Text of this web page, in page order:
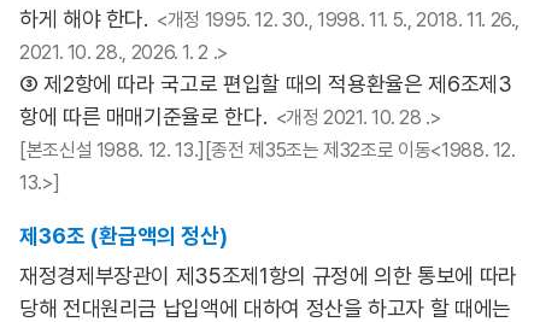
하게 해야 한다. <개정 1995. 12. 30., 1998. 11. 5., 2018. 11. 26.,
2021. 10. 28., 2026. 1. 2 .>
③ 제2항에 따라 국고로 편입할 때의 적용환율은 제6조제3
항에 따른 매매기준율로 한다. <개정 2021. 10. 28 .>
[본조신설 1988. 12. 13.][종전 제35조는 제32조로 이동<1988. 12.
13.>]
제36조 (환급액의 정산)
재정경제부장관이 제35조제1항의 규정에 의한 통보에 따라
당해 전대원리금 납입액에 대하여 정산을 하고자 할 때에는